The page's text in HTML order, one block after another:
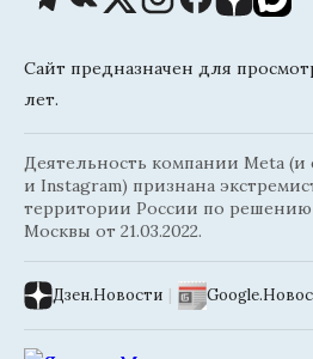
Сайт предназначен для
лет.
Деятельность компании Meta (и
и Instagram) признана
территории России по решению
Москвы от 21.03.2022.
Дзен.Новости |